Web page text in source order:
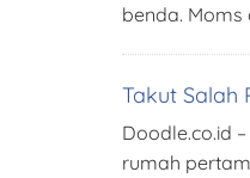
benda.
Takut Salah
Doodle.co.id
rumah